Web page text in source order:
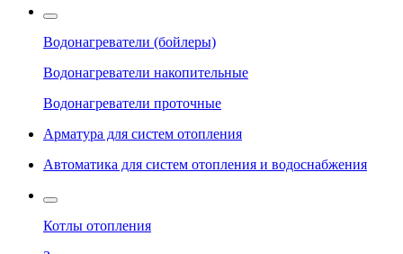
Водонагреватели (бойлеры)
Водонагреватели накопительные
Водонагреватели проточные
Арматура для систем отопления
Автоматика для систем отопления и водоснабжения
Котлы отопления